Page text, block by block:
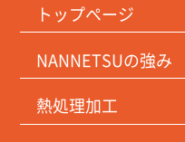
トップページ
NANNETSUの強み
熱処理加工